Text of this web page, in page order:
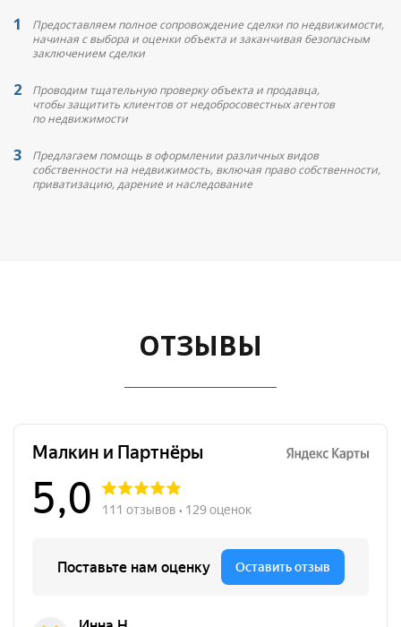
Предоставляем полное сопровождение сделки по недвижимости,
начиная с выбора и оценки объекта и заканчивая безопасным
заключением сделки
Проводим тщательную проверку объекта и продавца,
чтобы защитить клиентов от недобросовестных агентов
по недвижимости
Предлагаем помощь в оформлении различных видов
собственности на недвижимость, включая право собственности,
приватизацию, дарение и наследование
ОТЗЫВЫ